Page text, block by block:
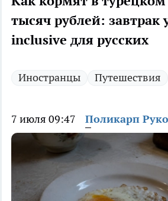
тысяч рублей: завтрак
inclusive для русских
Иностранцы Путешествия
7 июля 09:47 Поликарп